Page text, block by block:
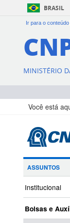
BRASIL
Ir para o conteúdo
MINISTÉRIO
Você está
ASSUNTOS
Institucional
Bolsas e